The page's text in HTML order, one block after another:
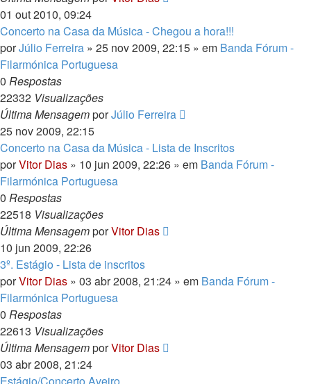
01 out 2010, 09:24
Concerto na Casa da Música - Chegou a hora!!!
porJúlio Ferreira » 25 nov 2009, 22:15 » em Banda Fórum -
Filarmónica Portuguesa
0 Respostas
22332 Visualizações
Última MensagemporJúlio Ferreira
25 nov 2009, 22:15
Concerto na Casa da Música - Lista de Inscritos
porVitor Dias » 10 jun 2009, 22:26 » em Banda Fórum -
Filarmónica Portuguesa
0 Respostas
22518 Visualizações
Última MensagemporVitor Dias
10 jun 2009, 22:26
3º. Estágio - Lista de inscritos
porVitor Dias » 03 abr 2008, 21:24 » em Banda Fórum -
Filarmónica Portuguesa
0 Respostas
22613 Visualizações
Última MensagemporVitor Dias
03 abr 2008, 21:24